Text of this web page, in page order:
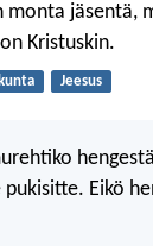
monta jäsentä,
Kristuskin.
Jeesus
Eikö